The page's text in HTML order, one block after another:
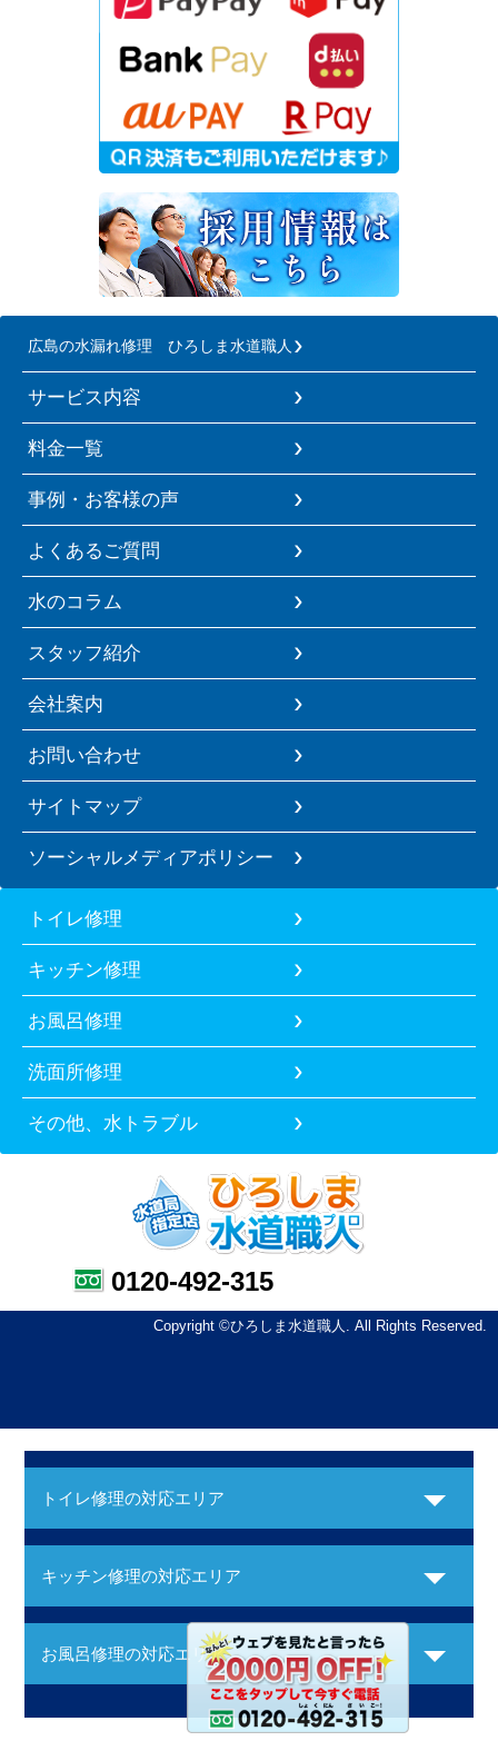
広島の水漏れ修理 ひろしま水道職人
サービス内容
料金一覧
事例・お客様の声
よくあるご質問
水のコラム
スタッフ紹介
会社案内
お問い合わせ
サイトマップ
ソーシャルメディアポリシー
トイレ修理
キッチン修理
お風呂修理
洗面所修理
その他、水トラブル
0120-492-315
Copyright ©ひろしま水道職人. All Rights Reserved.
トイレ修理の対応エリア
キッチン修理の対応エリア
お風呂修理の対応エリア